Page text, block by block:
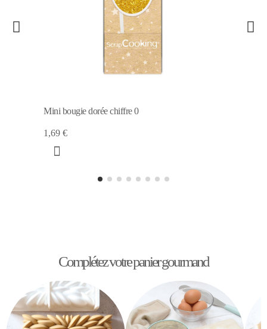
Mini bougie dorée chiffre 0
1,69 €
Complétez votre panier gourmand